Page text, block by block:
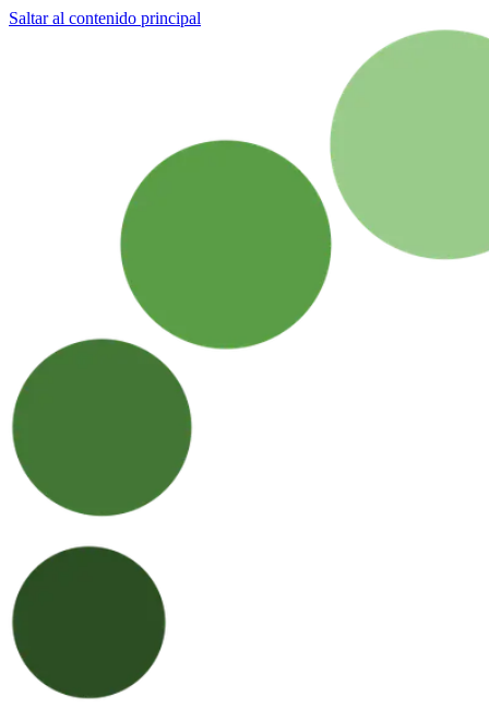
Saltar al contenido principal